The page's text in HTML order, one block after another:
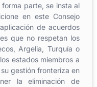
forma parte, se insta al
en este Consejo
de acuerdos
que no respetan los
Argelia, Turquía o
estados miembros a
gestión fronteriza en
la eliminación de